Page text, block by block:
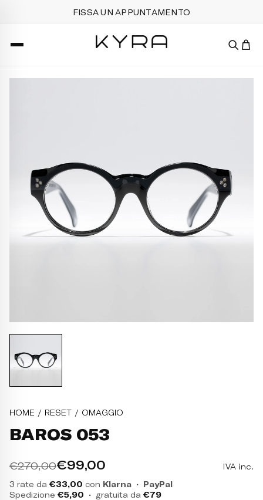
FISSA UN APPUNTAMENTO
HOME / RESET / OMAGGIO
OCCHIALE DA VISTA
BAROS 053
€270,00€99,00
IVA inc.
3 rate da €33,00 con Klarna · PayPal
Spedizione €5,90 · gratuita da €79